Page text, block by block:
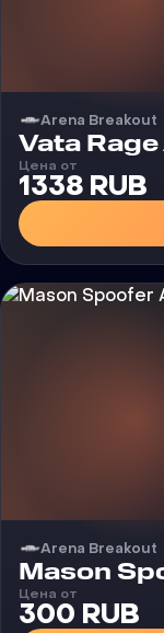
Arena Breakout
Чит
Vata
Цена от
1338 RUB
Arena Breakout
Чит
Mason
Цена от
300 RUB